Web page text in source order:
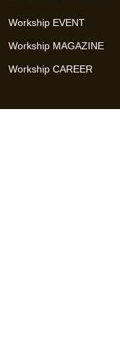
Workship EVENT
Workship MAGAZINE
Workship CAREER